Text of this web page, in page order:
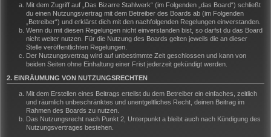
Mit dem Zugriff auf „Das Bizarre Stahlwerk“ (im Folgenden „das Board“) schließt
du einen Nutzungsvertrag mit dem Betreiber des Boards ab (im Folgenden
„Betreiber“) und erklärst dich mit den nachfolgenden Regelungen einverstanden.
Wenn du mit diesen Regelungen nicht einverstanden bist, so darfst du das Board
nicht weiter nutzen. Für die Nutzung des Boards gelten jeweils die an dieser
Stelle veröffentlichten Regelungen.
Der Nutzungsvertrag wird auf unbestimmte Zeit geschlossen und kann von
beiden Seiten ohne Einhaltung einer Frist jederzeit gekündigt werden.
2. EINRÄUMUNG VON NUTZUNGSRECHTEN
Mit dem Erstellen eines Beitrags erteilst du dem Betreiber ein einfaches, zeitlich
und räumlich unbeschränktes und unentgeltliches Recht, deinen Beitrag im
Rahmen des Boards zu nutzen.
Das Nutzungsrecht nach Punkt 2, Unterpunkt a bleibt auch nach Kündigung des
Nutzungsvertrages bestehen.